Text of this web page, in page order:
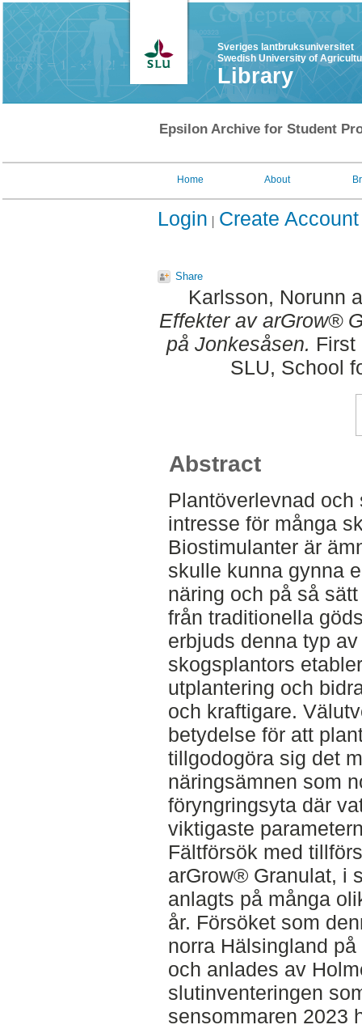
Sveriges lantbruksuniversitet
Swedish University of
Library
Epsilon Archive for Student
Home About
Login Create Account
Share
Karlsson, Norunn
Effekter av arGrow®
på Jonkesåsen. First
SLU, School
Abstract
Plantöverlevnad
intresse för många
Biostimulanter är
skulle kunna gynna
näring och på så
från traditionella
erbjuds denna typ
skogsplantors
utplantering och
och kraftigare.
betydelse för att
tillgodogöra sig det
näringsämnen som
föryngringsyta där
viktigaste
Fältförsök med
arGrow® Granulat, i
anlagts på många
år. Försöket som
norra Hälsingland
och anlades av
slutinventeringen
sensommaren 2023